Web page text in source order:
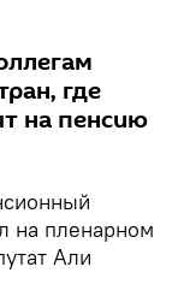
где
на пенсию
на пленарном
Али